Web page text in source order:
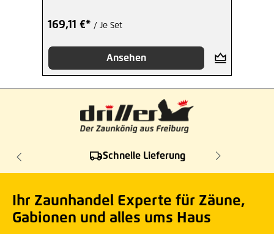
169,11 €* / Je Set
Ansehen
Schnelle Lieferung
Ihr Zaunhandel Experte für Zäune,
Gabionen und alles ums Haus